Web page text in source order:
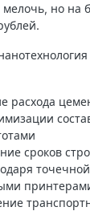
мелочь, но на
расхода
сроков